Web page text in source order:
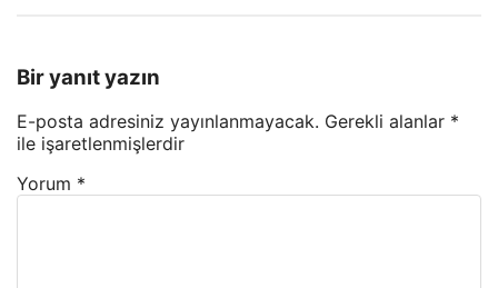
Bir yanıt yazın
E-posta adresiniz yayınlanmayacak. Gerekli alanlar *
ile işaretlenmişlerdir
Yorum *